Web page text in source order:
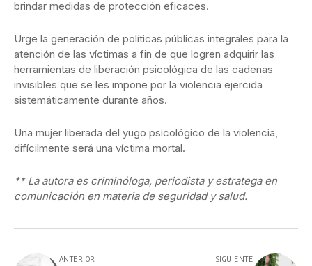
brindar medidas de protección eficaces.
Urge la generación de políticas públicas integrales para la
atención de las víctimas a fin de que logren adquirir las
herramientas de liberación psicológica de las cadenas
invisibles que se les impone por la violencia ejercida
sistemáticamente durante años.
Una mujer liberada del yugo psicológico de la violencia,
difícilmente será una víctima mortal.
** La autora es criminóloga, periodista y estratega en
comunicación en materia de seguridad y salud.
ANTERIOR SIGUIENTE